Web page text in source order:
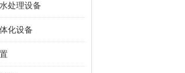
处理设备
化设备